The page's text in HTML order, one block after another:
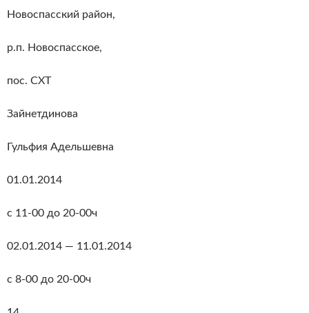
Новоспасский район,
р.п. Новоспасское,
пос. СХТ
Зайнетдинова
Гульфия Адельшевна
01.01.2014
с 11-00 до 20-00ч
02.01.2014 — 11.01.2014
с 8-00 до 20-00ч